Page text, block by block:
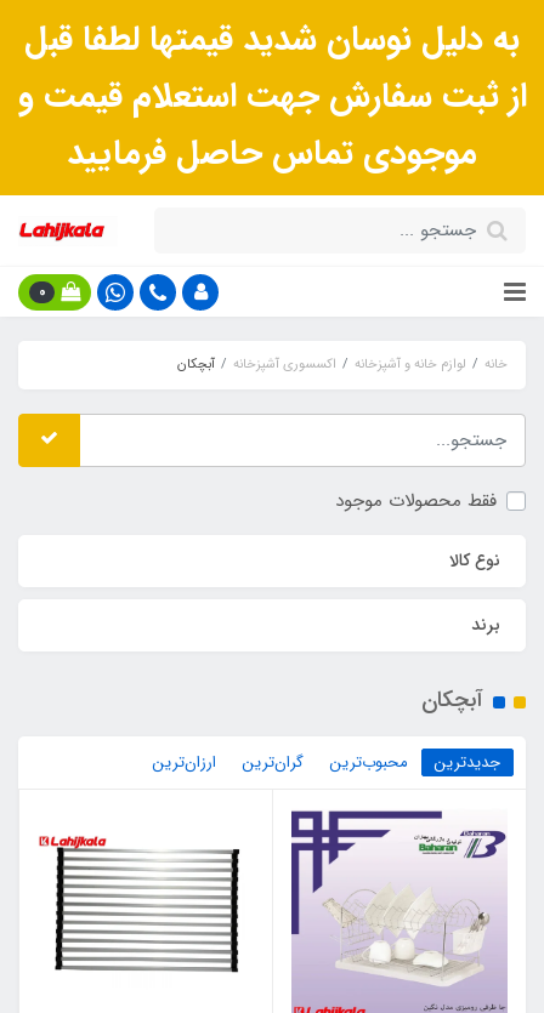
به دلیل نوسان شدید قیمتها لطفا قبل
از ثبت سفارش جهت استعلام قیمت و
موجودی تماس حاصل فرمایید
0
خانه لوازم خانه و آشپزخانه اکسسوری آشپزخانه آبچکان
فقط محصولات موجود
نوع کالا
برند
آبچکان
جدیدترین محبوب‌ترین گران‌ترین ارزان‌ترین